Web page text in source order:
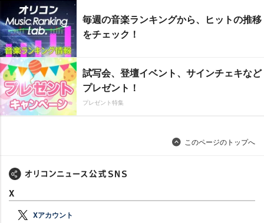
毎週の音楽ランキングから、ヒットの推移
をチェック！
試写会、登壇イベント、サインチェキなど
プレゼント！
プレゼント特集
このページのトップへ
X
Xアカウント